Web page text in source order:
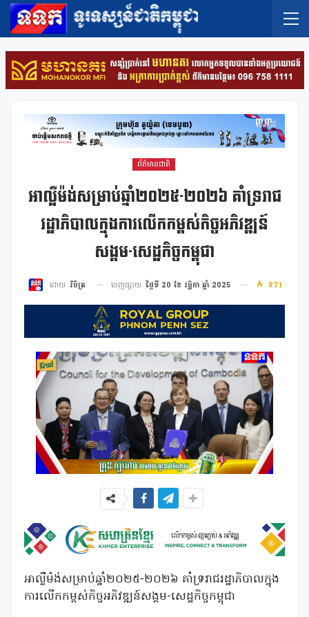
ព័ត៌មានជាតិ
អាល្លឺម៉ង់សម្រាប់ឆ្នាំ២០២៥-២០២៦ គាំទ្ររាជ
រដ្ឋាភិបាលក្នុងការលើកកម្ពស់កិច្ចអភិវឌ្ឍន៍
សង្គម-សេដ្ឋកិច្ចកម្ពុជា
ដោយ វិចិត្រ ចេញផ្សាយ ថ្ងៃទី 20 ខែ វច្ឆិកា ឆ្នាំ 2025 871
អាល្លឺម៉ង់សម្រាប់ឆ្នាំ២០២៥-២០២៦ គាំទ្ររាជរដ្ឋាភិបាលក្នុង
ការលើកកម្ពស់កិច្ចអភិវឌ្ឍន៍សង្គម-សេដ្ឋកិច្ចកម្ពុជា